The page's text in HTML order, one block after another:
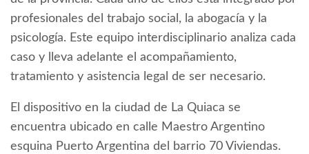
profesionales del trabajo social, la abogacía y la
psicología. Este equipo interdisciplinario analiza cada
caso y lleva adelante el acompañamiento,
tratamiento y asistencia legal de ser necesario.
El dispositivo en la ciudad de La Quiaca se
encuentra ubicado en calle Maestro Argentino
esquina Puerto Argentina del barrio 70 Viviendas.